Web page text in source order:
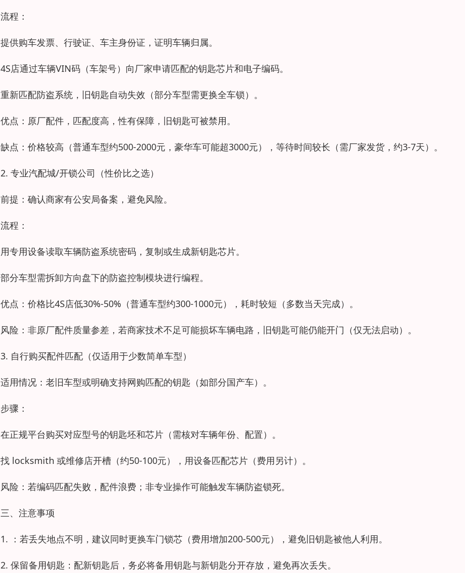
流程：
提供购车发票、行驶证、车主身份证，证明车辆归属。
4S店通过车辆VIN码（车架号）向厂家申请匹配的钥匙芯片和电子编码。
重新匹配防盗系统，旧钥匙自动失效（部分车型需更换全车锁）。
优点：原厂配件，匹配度高，性有保障，旧钥匙可被禁用。
缺点：价格较高（普通车型约500-2000元，豪华车可能超3000元），等待时间较长（需厂家发货，约3-7天）。
2. 专业汽配城/开锁公司（性价比之选）
前提：确认商家有公安局备案，避免风险。
流程：
用专用设备读取车辆防盗系统密码，复制或生成新钥匙芯片。
部分车型需拆卸方向盘下的防盗控制模块进行编程。
优点：价格比4S店低30%-50%（普通车型约300-1000元），耗时较短（多数当天完成）。
风险：非原厂配件质量参差，若商家技术不足可能损坏车辆电路，旧钥匙可能仍能开门（仅无法启动）。
3. 自行购买配件匹配（仅适用于少数简单车型）
适用情况：老旧车型或明确支持网购匹配的钥匙（如部分国产车）。
步骤：
在正规平台购买对应型号的钥匙坯和芯片（需核对车辆年份、配置）。
找 locksmith 或维修店开槽（约50-100元），用设备匹配芯片（费用另计）。
风险：若编码匹配失败，配件浪费；非专业操作可能触发车辆防盗锁死。
三、注意事项
1. ：若丢失地点不明，建议同时更换车门锁芯（费用增加200-500元），避免旧钥匙被他人利用。
2. 保留备用钥匙：配新钥匙后，务必将备用钥匙与新钥匙分开存放，避免再次丢失。